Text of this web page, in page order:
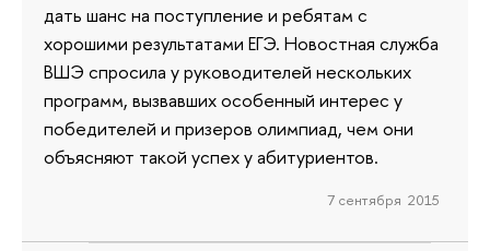
дать шанс на поступление и ребятам с
хорошими результатами ЕГЭ. Новостная служба
ВШЭ спросила у руководителей нескольких
программ, вызвавших особенный интерес у
победителей и призеров олимпиад, чем они
объясняют такой успех у абитуриентов.
7 сентября 2015